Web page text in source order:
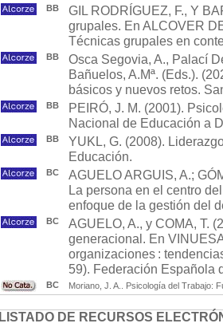
BB
GIL RODRÍGUEZ, F., Y
grupales. En ALCOVER
Técnicas grupales en
BB
Osca Segovia, A., Palací
Bañuelos, A.Mª. (Eds.).
básicos y nuevos retos.
BB
PEIRÓ, J. M. (2001).
Nacional de Educación a
BB
YUKL, G. (2008).
Educación.
BC
AGUELO ARGUIS, A.;
La persona en el centro
enfoque de la gestión del
BC
AGUELO, A., y COMA, T.
generacional. En
organizaciones :
59). Federación Española
BC Moriano, J. A.. Psicología del Trabajo:
LISTADO DE RECURSOS